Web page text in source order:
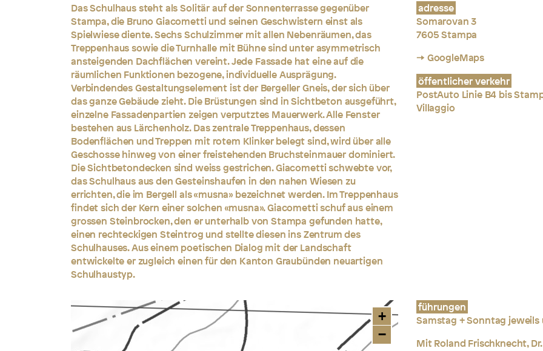
Das Schulhaus steht als Solitär auf der Sonnenterrasse gegenüber
Stampa, die Bruno Giacometti und seinen Geschwistern einst als
Spielwiese diente. Sechs Schulzimmer mit allen Nebenräumen, das
Treppenhaus sowie die Turnhalle mit Bühne sind unter asymmetrisch
ansteigenden Dachflächen vereint. Jede Fassade hat eine auf die
räumlichen Funktionen bezogene, individuelle Ausprägung.
Verbindendes Gestaltungselement ist der Bergeller Gneis, der sich über
das ganze Gebäude zieht. Die Brüstungen sind in Sichtbeton ausgeführt,
einzelne Fassadenpartien zeigen verputztes Mauerwerk. Alle Fenster
bestehen aus Lärchenholz. Das zentrale Treppenhaus, dessen
Bodenflächen und Treppen mit rotem Klinker belegt sind, wird über alle
Geschosse hinweg von einer freistehenden Bruchsteinmauer dominiert.
Die Sichtbetondecken sind weiss gestrichen. Giacometti schwebte vor,
das Schulhaus aus den Gesteinshaufen in den nahen Wiesen zu
errichten, die im Bergell als «musna» bezeichnet werden. Im Treppenhaus
findet sich der Kern einer solchen «musna». Giacometti schuf aus einem
grossen Steinbrocken, den er unterhalb von Stampa gefunden hatte,
einen rechteckigen Steintrog und stellte diesen ins Zentrum des
Schulhauses. Aus einem poetischen Dialog mit der Landschaft
entwickelte er zugleich einen für den Kanton Graubünden neuartigen
Schulhaustyp.
adresse
Somarovan 3
7605 Stampa
→ GoogleMaps
öffentlicher verkehr
PostAuto Linie B4 bis
Villaggio
führungen
Samstag + Sonntag jeweils
Mit Roland Frischknecht,
+
−